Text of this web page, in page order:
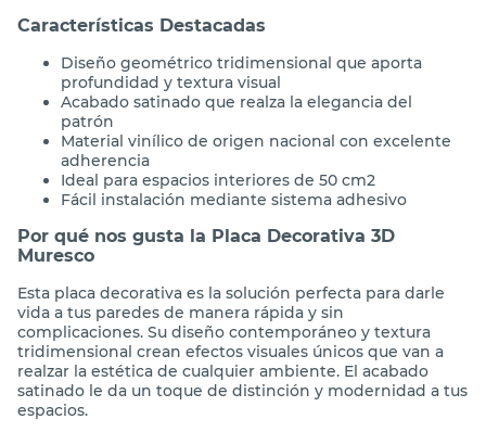
Características Destacadas
Diseño geométrico tridimensional que aporta
profundidad y textura visual
Acabado satinado que realza la elegancia del
patrón
Material vinílico de origen nacional con excelente
adherencia
Ideal para espacios interiores de 50 cm2
Fácil instalación mediante sistema adhesivo
Por qué nos gusta la Placa Decorativa 3D
Muresco
Esta placa decorativa es la solución perfecta para darle
vida a tus paredes de manera rápida y sin
complicaciones. Su diseño contemporáneo y textura
tridimensional crean efectos visuales únicos que van a
realzar la estética de cualquier ambiente. El acabado
satinado le da un toque de distinción y modernidad a tus
espacios.